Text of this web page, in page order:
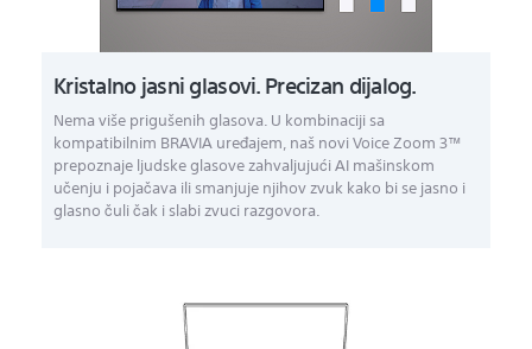
Kristalno jasni glasovi. Precizan dijalog.
Nema više prigušenih glasova. U kombinaciji sa
kompatibilnim BRAVIA uređajem, naš novi Voice Zoom 3™
prepoznaje ljudske glasove zahvaljujući AI mašinskom
učenju i pojačava ili smanjuje njihov zvuk kako bi se jasno i
glasno čuli čak i slabi zvuci razgovora.